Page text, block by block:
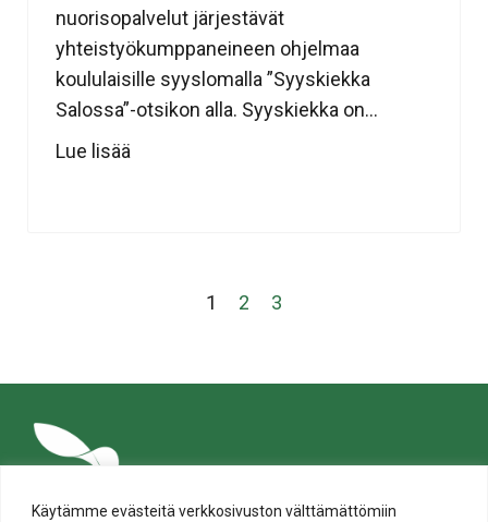
Käytämme evästeitä verkkosivuston välttämättömiin
nuorisopalvelut järjestävät
yhteistyökumppaneineen ohjelmaa
koululaisille syyslomalla ”Syyskiekka
Salossa”-otsikon alla. Syyskiekka on...
Lue lisää
1 2 3